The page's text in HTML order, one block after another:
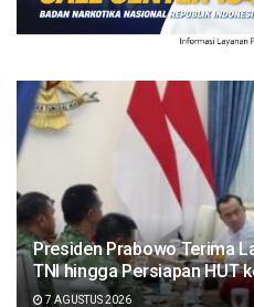
Presiden Prabowo Terima
TNI hingga Persiapan HUT
7 AGUSTUS 2026